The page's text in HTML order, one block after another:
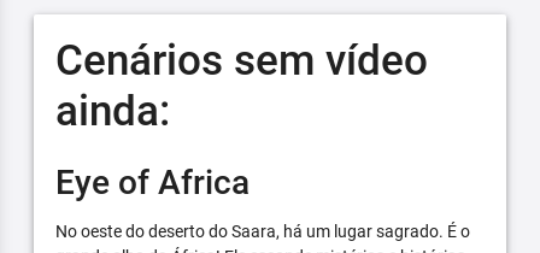
Cenários sem vídeo
ainda:
Eye of Africa
No oeste do deserto do Saara, há um lugar sagrado. É o